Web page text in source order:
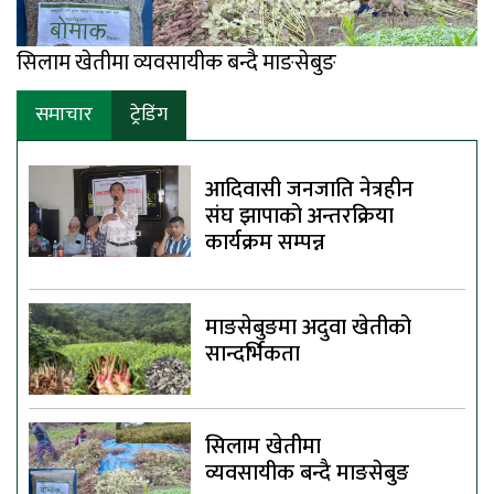
सिलाम खेतीमा व्यवसायीक बन्दै माङसेबुङ
समाचार ट्रेडिंग
आदिवासी जनजाति नेत्रहीन
संघ झापाको अन्तरक्रिया
कार्यक्रम सम्पन्न
माङसेबुङमा अदुवा खेतीको
सान्दर्भिकता
सिलाम खेतीमा
व्यवसायीक बन्दै माङसेबुङ